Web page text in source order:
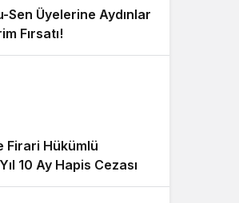
Sen Üyelerine Aydınlar
Fırsatı!
Firari Hükümlü
10 Ay Hapis Cezası